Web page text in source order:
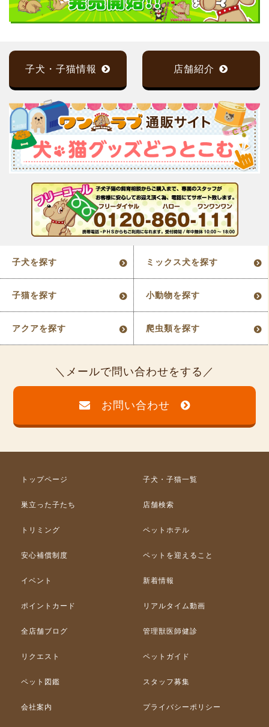
子犬・子猫情報 店舗紹介
子犬を探す ミックス犬を探す
子猫を探す 小動物を探す
アクアを探す 爬虫類を探す
メールで問い合わせをする
お問い合わせ
トップページ 子犬・子猫一覧
巣立った子たち 店舗検索
トリミング ペットホテル
安心補償制度 ペットを迎えること
イベント 新着情報
ポイントカード リアルタイム動画
全店舗ブログ 管理獣医師健診
リクエスト ペットガイド
ペット図鑑 スタッフ募集
会社案内 プライバシーポリシー